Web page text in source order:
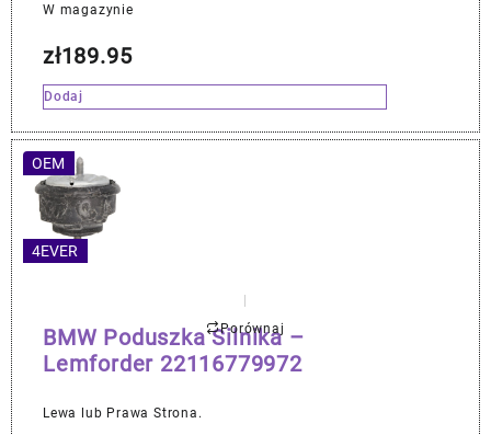
W magazynie
zł189.95
Dodaj
OEM
4EVER
Porównaj
BMW Poduszka Silnika –
Lemforder 22116779972
Lewa lub Prawa Strona.